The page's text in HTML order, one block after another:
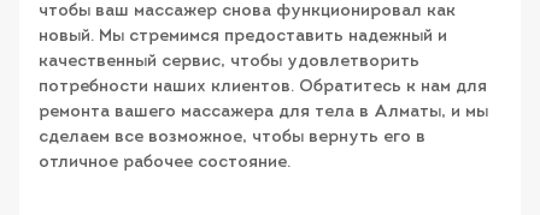
чтобы ваш массажер снова функционировал как
новый. Мы стремимся предоставить надежный и
качественный сервис, чтобы удовлетворить
потребности наших клиентов. Обратитесь к нам для
ремонта вашего массажера для тела в Алматы, и мы
сделаем все возможное, чтобы вернуть его в
отличное рабочее состояние.